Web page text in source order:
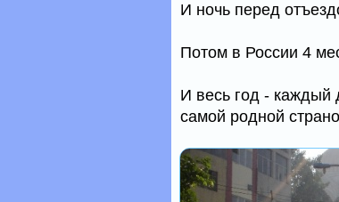
И ночь перед
Потом в России 4
И весь год - каждый
самой родной